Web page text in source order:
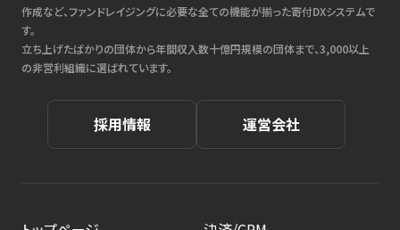
作成など、ファンドレイジングに必要な全ての機能が揃った寄付DXシステムで
す。
立ち上げたばかりの団体から年間収入数十億円規模の団体まで、3,000以上
の非営利組織に選ばれています。
採用情報 運営会社